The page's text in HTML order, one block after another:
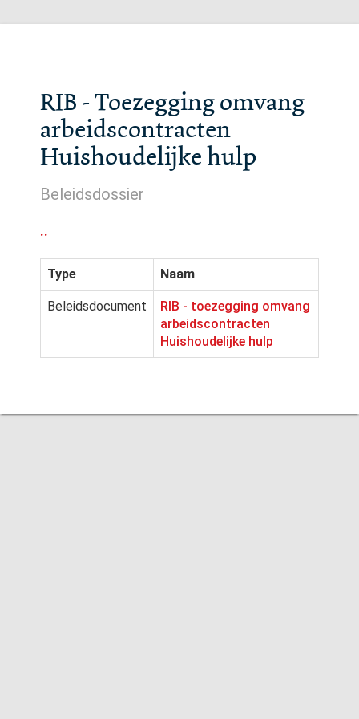
RIB - Toezegging omvang
arbeidscontracten
Huishoudelijke hulp
Beleidsdossier
..
Type Naam
Beleidsdocument
RIB - toezegging omvang
arbeidscontracten
Huishoudelijke hulp